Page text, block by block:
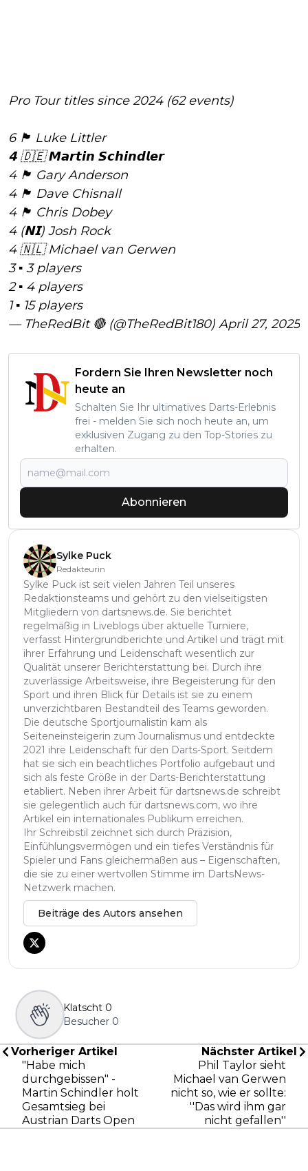
Pro Tour titles since 2024 (62 events)
6 🏴󠁧󠁢󠁥󠁮󠁧󠁿 Luke Littler
𝟰 🇩🇪 𝙈𝙖𝙧𝙩𝙞𝙣 𝙎𝙘𝙝𝙞𝙣𝙙𝙡𝙚𝙧
4 🏴󠁧󠁢󠁳󠁣󠁴󠁿 Gary Anderson
4 🏴󠁧󠁢󠁥󠁮󠁧󠁿 Dave Chisnall
4 🏴󠁧󠁢󠁥󠁮󠁧󠁿 Chris Dobey
4 (𝗡𝗜) Josh Rock
4 🇳🇱 Michael van Gerwen
3 ▪️ 3 players
2 ▪️ 4 players
1 ▪️ 15 players
— TheRedBit 🔴 (@TheRedBit180) April 27, 2025
Fordern Sie Ihren Newsletter noch
heute an
Schalten Sie Ihr ultimatives Darts-Erlebnis
frei - melden Sie sich noch heute an, um
exklusiven Zugang zu den Top-Stories zu
erhalten.
Abonnieren
Sylke Puck
Redakteurin
Sylke Puck ist seit vielen Jahren Teil unseres
Redaktionsteams und gehört zu den vielseitigsten
Mitgliedern von dartsnews.de. Sie berichtet
regelmäßig in Liveblogs über aktuelle Turniere,
verfasst Hintergrundberichte und Artikel und trägt mit
ihrer Erfahrung und Leidenschaft wesentlich zur
Qualität unserer Berichterstattung bei. Durch ihre
zuverlässige Arbeitsweise, ihre Begeisterung für den
Sport und ihren Blick für Details ist sie zu einem
unverzichtbaren Bestandteil des Teams geworden.
Die deutsche Sportjournalistin kam als
Seiteneinsteigerin zum Journalismus und entdeckte
2021 ihre Leidenschaft für den Darts-Sport. Seitdem
hat sie sich ein beachtliches Portfolio aufgebaut und
sich als feste Größe in der Darts-Berichterstattung
etabliert. Neben ihrer Arbeit für dartsnews.de schreibt
sie gelegentlich auch für dartsnews.com, wo ihre
Artikel ein internationales Publikum erreichen.
Ihr Schreibstil zeichnet sich durch Präzision,
Einfühlungsvermögen und ein tiefes Verständnis für
Spieler und Fans gleichermaßen aus – Eigenschaften,
die sie zu einer wertvollen Stimme im DartsNews-
Netzwerk machen.
Beiträge des Autors ansehen
Klatscht 0
Besucher 0
Vorheriger Artikel
"Habe mich
durchgebissen" -
Martin Schindler holt
Gesamtsieg bei
Austrian Darts Open
Nächster Artikel
Phil Taylor sieht
Michael van Gerwen
nicht so, wie er sollte:
''Das wird ihm gar
nicht gefallen''